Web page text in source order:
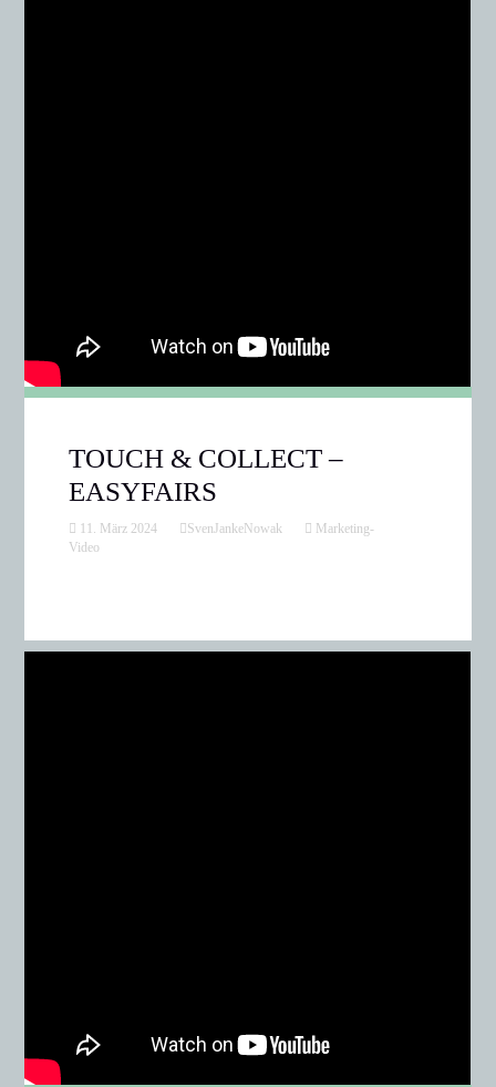
TOUCH & COLLECT –
EASYFAIRS
11. März 2024 SvenJankeNowak
Marketing-
Video